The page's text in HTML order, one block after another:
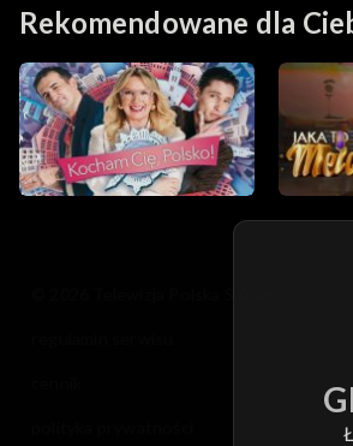
Rekomendowane dla